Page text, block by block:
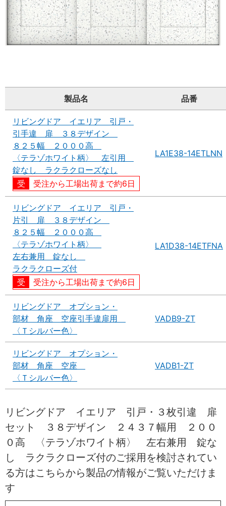
製品名 品番
リビングドア イエリア 引戸・
引手違 扉 ３８デザイン
８２５幅 ２０００高
〈テラゾホワイト柄〉 左引用
錠なし ラクラクローズなし
受注から工場出荷まで約6日
LA1E38-14ETLNN
リビングドア イエリア 引戸・
片引 扉 ３８デザイン
８２５幅 ２０００高
〈テラゾホワイト柄〉
左右兼用 錠なし
ラクラクローズ付
受注から工場出荷まで約6日
LA1D38-14ETFNA
リビングドア オプション・
部材 角座 空座引手違扉用
〈Ｔシルバー色〉
VADB9-ZT
リビングドア オプション・
部材 角座 空座
〈Ｔシルバー色〉
VADB1-ZT
リビングドア イエリア 引戸・３枚引違 扉
セット ３８デザイン ２４３７幅用 ２００
０高 〈テラゾホワイト柄〉 左右兼用 錠な
し ラクラクローズ付のご採用を検討されてい
る方はこちらから製品の情報がご覧いただけま
す